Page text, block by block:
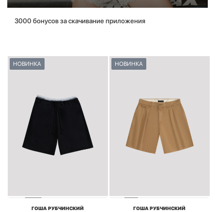
3000 бонусов за скачивание приложения
НОВИНКА
ГОША РУБЧИНСКИЙ
НОВИНКА
ГОША РУБЧИНСКИЙ